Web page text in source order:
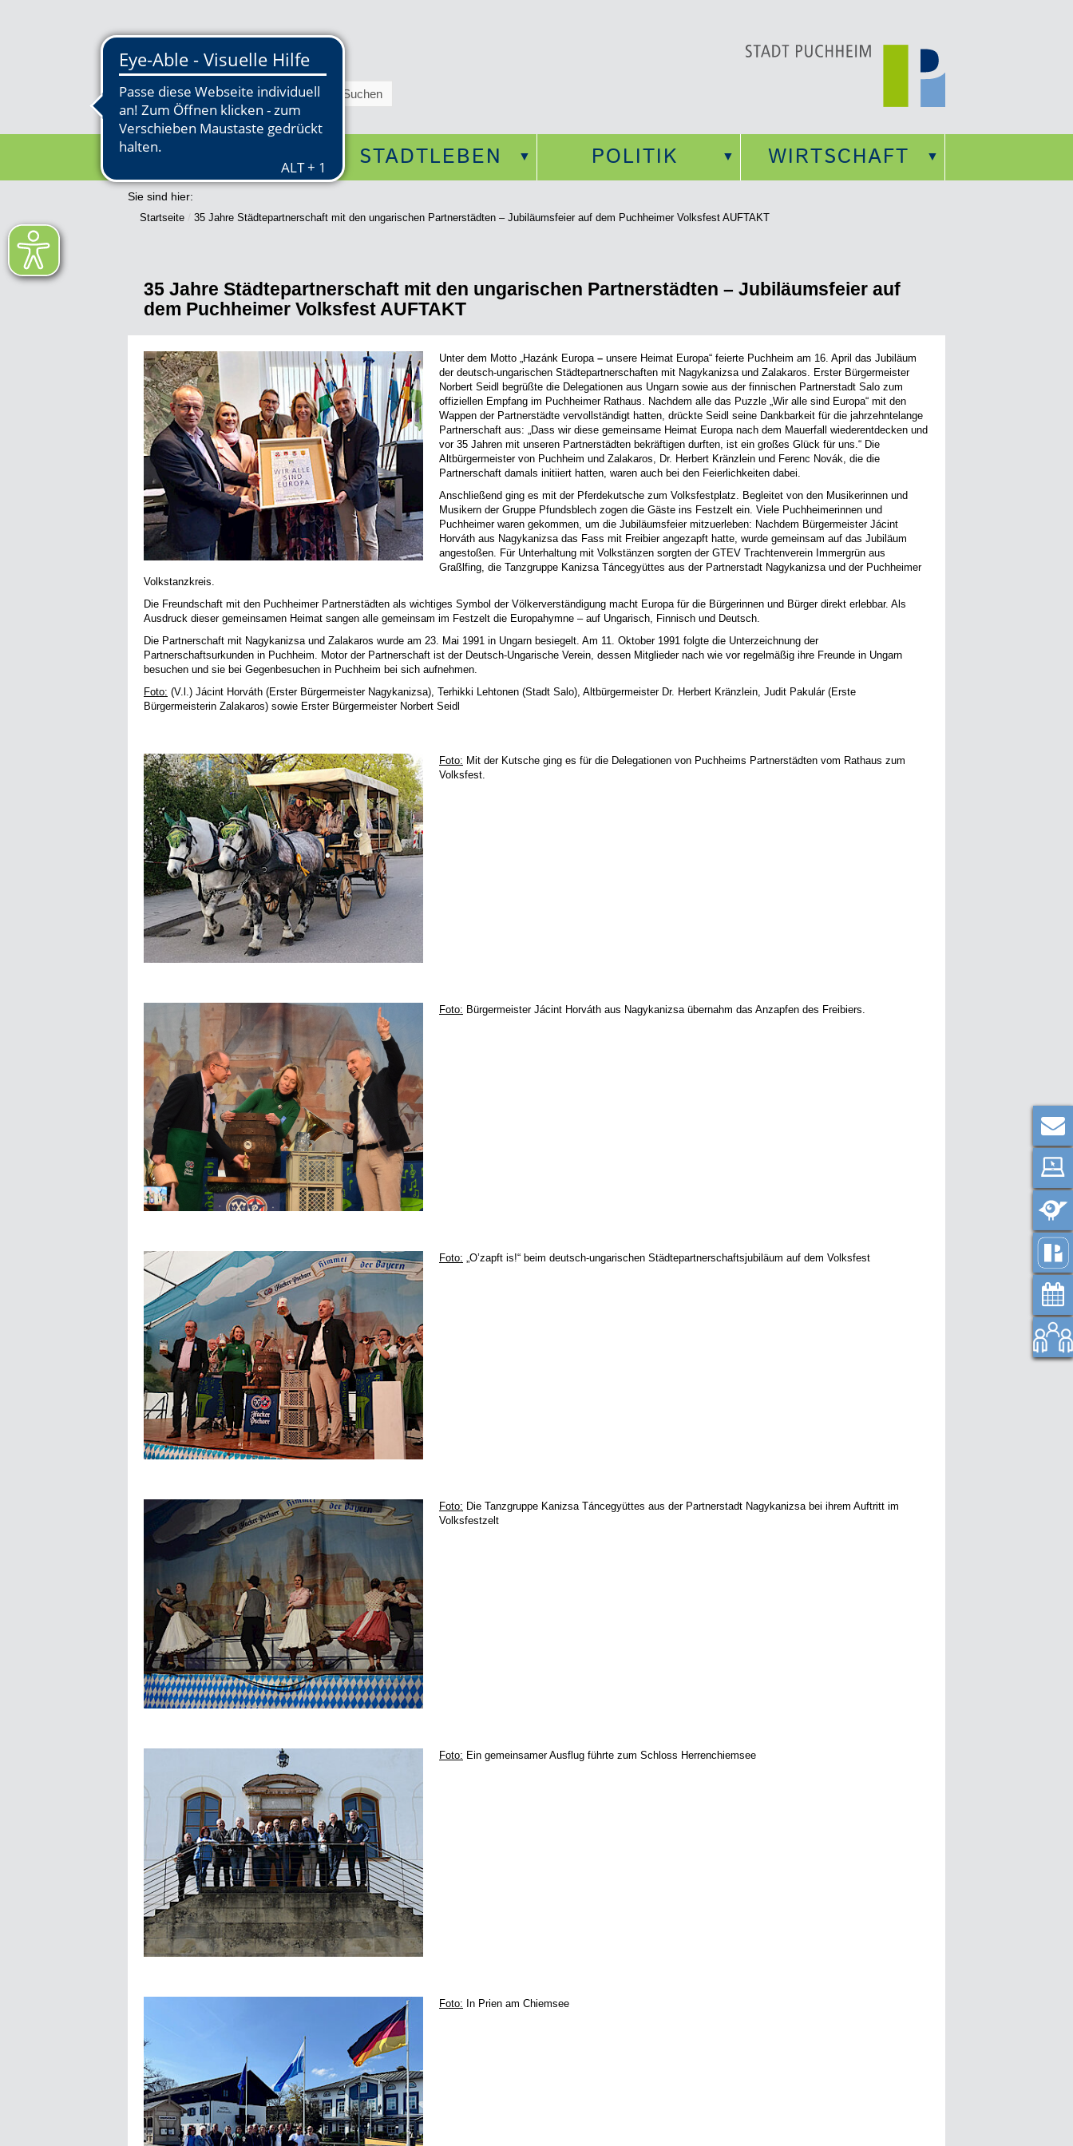
STADTLEBEN POLITIK WIRTSCHAFT
Sie sind hier:
Startseite 35 Jahre Städtepartnerschaft mit den ungarischen Partnerstädten – Jubiläumsfeier auf dem Puchheimer Volksfest AUFTAKT
35 Jahre Städtepartnerschaft mit den ungarischen Partnerstädten – Jubiläumsfeier auf
dem Puchheimer Volksfest AUFTAKT
Unter dem Motto „Hazánk Europa – unsere Heimat Europa“ feierte Puchheim am 16. April das Jubiläum
der deutsch-ungarischen Städtepartnerschaften mit Nagykanizsa und Zalakaros. Erster Bürgermeister
Norbert Seidl begrüßte die Delegationen aus Ungarn sowie aus der finnischen Partnerstadt Salo zum
offiziellen Empfang im Puchheimer Rathaus. Nachdem alle das Puzzle „Wir alle sind Europa“ mit den
Wappen der Partnerstädte vervollständigt hatten, drückte Seidl seine Dankbarkeit für die jahrzehntelange
Partnerschaft aus: „Dass wir diese gemeinsame Heimat Europa nach dem Mauerfall wiederentdecken und
vor 35 Jahren mit unseren Partnerstädten bekräftigen durften, ist ein großes Glück für uns.“ Die
Altbürgermeister von Puchheim und Zalakaros, Dr. Herbert Kränzlein und Ferenc Novák, die die
Partnerschaft damals initiiert hatten, waren auch bei den Feierlichkeiten dabei.
Anschließend ging es mit der Pferdekutsche zum Volksfestplatz. Begleitet von den Musikerinnen und
Musikern der Gruppe Pfundsblech zogen die Gäste ins Festzelt ein. Viele Puchheimerinnen und
Puchheimer waren gekommen, um die Jubiläumsfeier mitzuerleben: Nachdem Bürgermeister Jácint
Horváth aus Nagykanizsa das Fass mit Freibier angezapft hatte, wurde gemeinsam auf das Jubiläum
angestoßen. Für Unterhaltung mit Volkstänzen sorgten der GTEV Trachtenverein Immergrün aus
Graßlfing, die Tanzgruppe Kanizsa Táncegyüttes aus der Partnerstadt Nagykanizsa und der Puchheimer
Volkstanzkreis.
Die Freundschaft mit den Puchheimer Partnerstädten als wichtiges Symbol der Völkerverständigung macht Europa für die Bürgerinnen und Bürger direkt erlebbar. Als
Ausdruck dieser gemeinsamen Heimat sangen alle gemeinsam im Festzelt die Europahymne – auf Ungarisch, Finnisch und Deutsch.
Die Partnerschaft mit Nagykanizsa und Zalakaros wurde am 23. Mai 1991 in Ungarn besiegelt. Am 11. Oktober 1991 folgte die Unterzeichnung der
Partnerschaftsurkunden in Puchheim. Motor der Partnerschaft ist der Deutsch-Ungarische Verein, dessen Mitglieder nach wie vor regelmäßig ihre Freunde in Ungarn
besuchen und sie bei Gegenbesuchen in Puchheim bei sich aufnehmen.
Foto: (V.l.) Jácint Horváth (Erster Bürgermeister Nagykanizsa), Terhikki Lehtonen (Stadt Salo), Altbürgermeister Dr. Herbert Kränzlein, Judit Pakulár (Erste
Bürgermeisterin Zalakaros) sowie Erster Bürgermeister Norbert Seidl
Foto: Mit der Kutsche ging es für die Delegationen von Puchheims Partnerstädten vom Rathaus zum
Volksfest.
Foto: Bürgermeister Jácint Horváth aus Nagykanizsa übernahm das Anzapfen des Freibiers.
Foto: „O’zapft is!“ beim deutsch-ungarischen Städtepartnerschaftsjubiläum auf dem Volksfest
Foto: Die Tanzgruppe Kanizsa Táncegyüttes aus der Partnerstadt Nagykanizsa bei ihrem Auftritt im
Volksfestzelt
Foto: Ein gemeinsamer Ausflug führte zum Schloss Herrenchiemsee
Foto: In Prien am Chiemsee